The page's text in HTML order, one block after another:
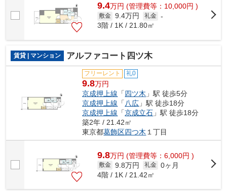
9.4万円 (管理費等：10,000円 )
敷金 9.4万円 礼金 -
3階 / 1K / 21.80㎡
賃貸 | マンション アルファコート四ツ木
フリーレント 礼0
9.8万円
京成押上線 「四ツ木 」駅 徒歩5分
京成押上線 「八広 」駅 徒歩18分
京成押上線 「京成立石 」駅 徒歩18分
築2年 / 21.42㎡
東京都葛飾区四つ木 １丁目
9.8万円 (管理費等：6,000円 )
敷金 9.8万円 礼金 0ヶ月
4階 / 1K / 21.42㎡